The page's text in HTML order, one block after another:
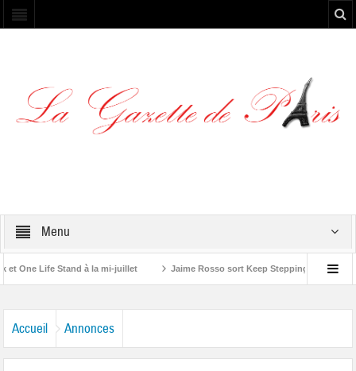
Menu
Life Stand à la mi-juillet Jaime Rosso sort Keep Stepping, son nouvel EP
Accueil Annonces